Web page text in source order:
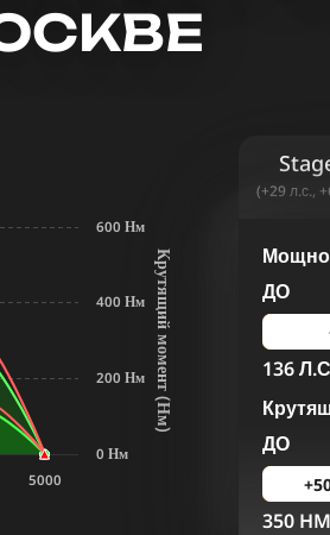
К
р
у
т
я
щ
и
й
м
о
м
е
н
т
(
Н
м
)
5000
0 Нм
200 Нм
400 Нм
600 Нм
(+29 л.с.,
ДО
136
ДО
350 HM